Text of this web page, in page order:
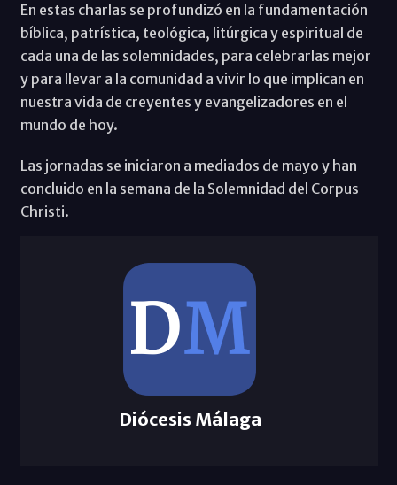
En estas charlas se profundizó en la fundamentación
bíblica, patrística, teológica, litúrgica y espiritual de
cada una de las solemnidades, para celebrarlas mejor
y para llevar a la comunidad a vivir lo que implican en
nuestra vida de creyentes y evangelizadores en el
mundo de hoy.
Las jornadas se iniciaron a mediados de mayo y han
concluido en la semana de la Solemnidad del Corpus
Christi.
Diócesis Málaga